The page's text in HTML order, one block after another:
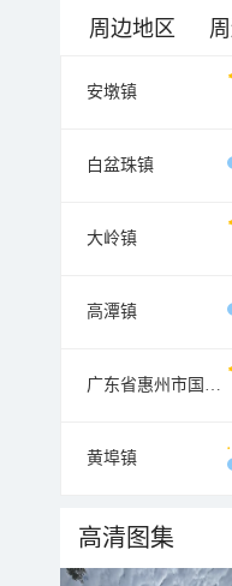
周边地区
安墩镇
白盆珠镇
大岭镇
高潭镇
广东省惠州市国营惠东九龙峰林场
黄埠镇
高清图集